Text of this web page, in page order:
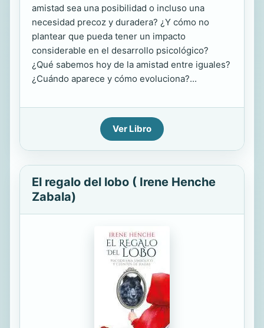
amistad sea una posibilidad o incluso una
necesidad precoz y duradera? ¿Y cómo no
plantear que pueda tener un impacto
considerable en el desarrollo psicológico?
¿Qué sabemos hoy de la amistad entre iguales?
¿Cuándo aparece y cómo evoluciona?...
Ver Libro
El regalo del lobo ( Irene Henche
Zabala)